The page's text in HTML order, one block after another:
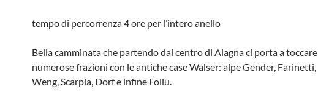
tempo di percorrenza 4 ore per l’intero anello
Bella camminata che partendo dal centro di Alagna ci porta a toccare
numerose frazioni con le antiche case Walser: alpe Gender, Farinetti,
Weng, Scarpia, Dorf e infine Follu.